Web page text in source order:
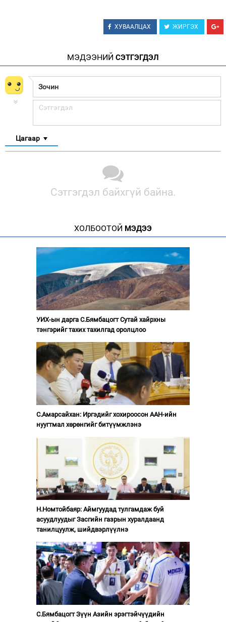
ХУВААЛЦАХ ЖИРГЭХ
МЭДЭЭНИЙ СЭТГЭГДЭЛ
Цагаар
Сэтгэгдэл байхгүй байна.
ХОЛБООТОЙ МЭДЭЭ
УИХ-ын дарга С.Бямбацогт Сутай хайрхны
тэнгэрийг тахих тахилгад оролцлоо
С.Амарсайхан: Иргэдийг хохироосон ААН-ийн
нуугтмал хөрөнгийг битүүмжлэнэ
Н.Номтойбаяр: Аймгуудад тулгамдаж буй
асуудлуудыг Засгийн газрын хуралдаанд
танилцуулж, шийдвэрлүүлнэ
С.Бямбацогт Зүүн Азийн эрэгтэйчүүдийн